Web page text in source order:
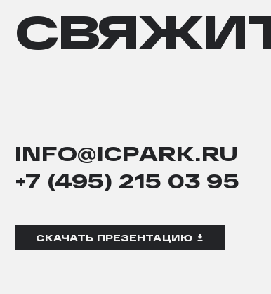
С
INFO@ICPARK.RU
+7 (495) 215 03 95
СКАЧАТЬ ПРЕЗЕНТАЦИЮ